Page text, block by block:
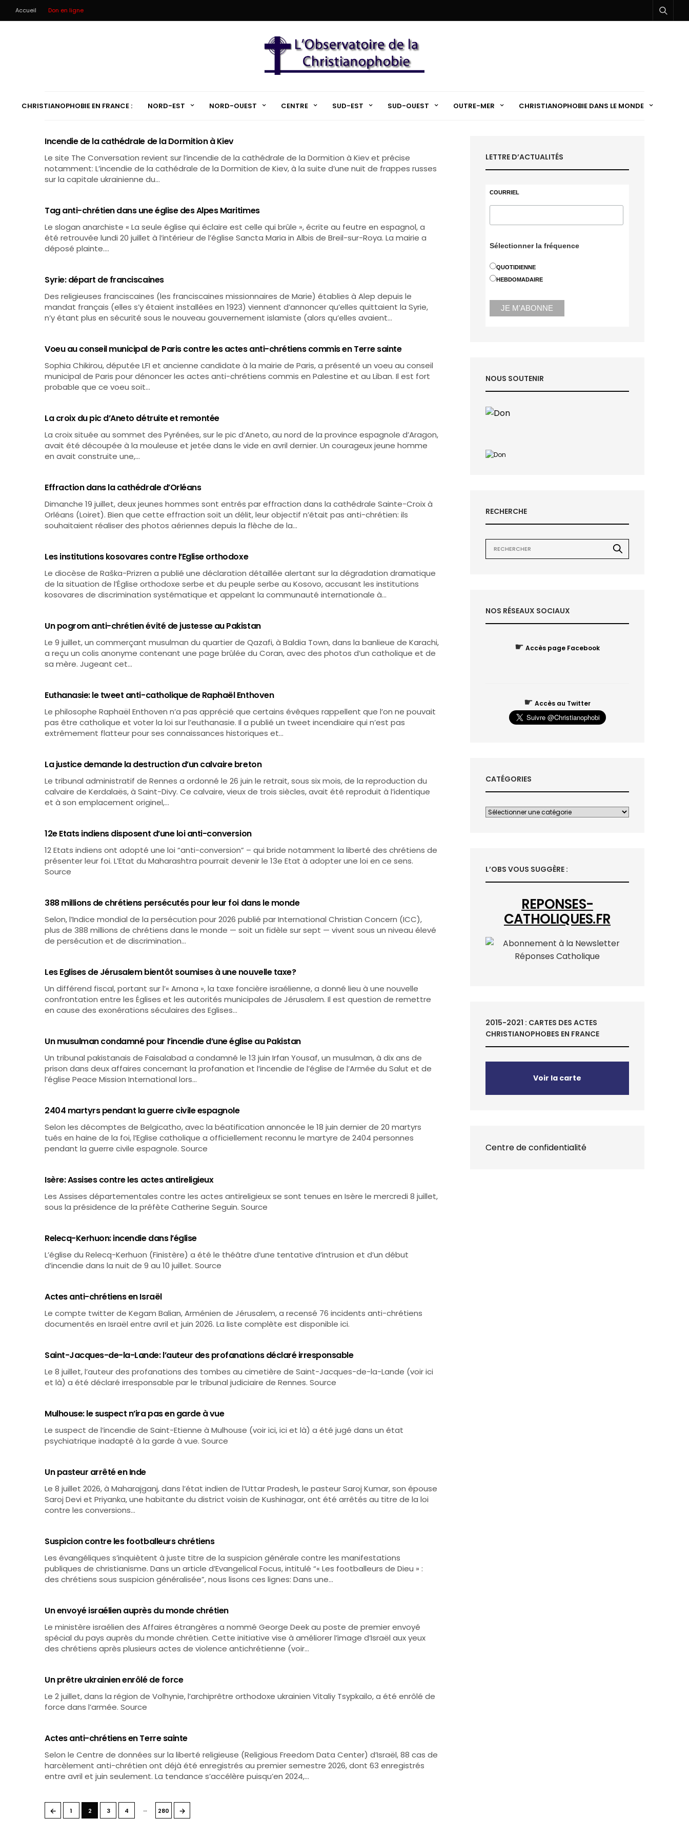
Accueil Don en ligne
CHRISTIANOPHOBIE EN FRANCE : NORD-EST NORD-OUEST CENTRE SUD-EST SUD-OUEST OUTRE-MER CHRISTIANOPHOBIE DANS LE MONDE
Incendie de la cathédrale de la Dormition à Kiev
Le site The Conversation revient sur l’incendie de la cathédrale de la Dormition à Kiev et précise
notamment: L’incendie de la cathédrale de la Dormition de Kiev, à la suite d’une nuit de frappes russes
sur la capitale ukrainienne du…
Tag anti-chrétien dans une église des Alpes Maritimes
Le slogan anarchiste « La seule église qui éclaire est celle qui brûle », écrite au feutre en espagnol, a
été retrouvée lundi 20 juillet à l’intérieur de l’église Sancta Maria in Albis de Breil-sur-Roya. La mairie a
déposé plainte.…
Syrie: départ de franciscaines
Des religieuses franciscaines (les franciscaines missionnaires de Marie) établies à Alep depuis le
mandat français (elles s’y étaient installées en 1923) viennent d’annoncer qu’elles quittaient la Syrie,
n’y étant plus en sécurité sous le nouveau gouvernement islamiste (alors qu’elles avaient…
Voeu au conseil municipal de Paris contre les actes anti-chrétiens commis en Terre sainte
Sophia Chikirou, députée LFI et ancienne candidate à la mairie de Paris, a présenté un voeu au conseil
municipal de Paris pour dénoncer les actes anti-chrétiens commis en Palestine et au Liban. Il est fort
probable que ce voeu soit…
La croix du pic d’Aneto détruite et remontée
La croix située au sommet des Pyrénées, sur le pic d’Aneto, au nord de la province espagnole d’Aragon,
avait été découpée à la mouleuse et jetée dans le vide en avril dernier. Un courageux jeune homme
en avait construite une,…
Effraction dans la cathédrale d’Orléans
Dimanche 19 juillet, deux jeunes hommes sont entrés par effraction dans la cathédrale Sainte-Croix à
Orléans (Loiret). Bien que cette effraction soit un délit, leur objectif n’était pas anti-chrétien: ils
souhaitaient réaliser des photos aériennes depuis la flèche de la…
Les institutions kosovares contre l’Eglise orthodoxe
Le diocèse de Raška-Prizren a publié une déclaration détaillée alertant sur la dégradation dramatique
de la situation de l’Église orthodoxe serbe et du peuple serbe au Kosovo, accusant les institutions
kosovares de discrimination systématique et appelant la communauté internationale à…
Un pogrom anti-chrétien évité de justesse au Pakistan
Le 9 juillet, un commerçant musulman du quartier de Qazafi, à Baldia Town, dans la banlieue de Karachi,
a reçu un colis anonyme contenant une page brûlée du Coran, avec des photos d’un catholique et de
sa mère. Jugeant cet…
Euthanasie: le tweet anti-catholique de Raphaël Enthoven
Le philosophe Raphaël Enthoven n’a pas apprécié que certains évêques rappellent que l’on ne pouvait
pas être catholique et voter la loi sur l’euthanasie. Il a publié un tweet incendiaire qui n’est pas
extrêmement flatteur pour ses connaissances historiques et…
La justice demande la destruction d’un calvaire breton
Le tribunal administratif de Rennes a ordonné le 26 juin le retrait, sous six mois, de la reproduction du
calvaire de Kerdalaës, à Saint-Divy. Ce calvaire, vieux de trois siècles, avait été reproduit à l’identique
et à son emplacement originel,…
12e Etats indiens disposent d’une loi anti-conversion
12 Etats indiens ont adopté une loi “anti-conversion” – qui bride notamment la liberté des chrétiens de
présenter leur foi. L’Etat du Maharashtra pourrait devenir le 13e Etat à adopter une loi en ce sens.
Source
388 millions de chrétiens persécutés pour leur foi dans le monde
Selon, l’Indice mondial de la persécution pour 2026 publié par International Christian Concern (ICC),
plus de 388 millions de chrétiens dans le monde — soit un fidèle sur sept — vivent sous un niveau élevé
de persécution et de discrimination…
Les Eglises de Jérusalem bientôt soumises à une nouvelle taxe?
Un différend fiscal, portant sur l’« Arnona », la taxe foncière israélienne, a donné lieu à une nouvelle
confrontation entre les Églises et les autorités municipales de Jérusalem. Il est question de remettre
en cause des exonérations séculaires des Eglises…
Un musulman condamné pour l’incendie d’une église au Pakistan
Un tribunal pakistanais de Faisalabad a condamné le 13 juin Irfan Yousaf, un musulman, à dix ans de
prison dans deux affaires concernant la profanation et l’incendie de l’église de l’Armée du Salut et de
l’église Peace Mission International lors…
2404 martyrs pendant la guerre civile espagnole
Selon les décomptes de Belgicatho, avec la béatification annoncée le 18 juin dernier de 20 martyrs
tués en haine de la foi, l’Eglise catholique a officiellement reconnu le martyre de 2404 personnes
pendant la guerre civile espagnole. Source
Isère: Assises contre les actes antireligieux
Les Assises départementales contre les actes antireligieux se sont tenues en Isère le mercredi 8 juillet,
sous la présidence de la préfète Catherine Seguin. Source
Relecq-Kerhuon: incendie dans l’église
L’église du Relecq-Kerhuon (Finistère) a été le théâtre d’une tentative d’intrusion et d’un début
d’incendie dans la nuit de 9 au 10 juillet. Source
Actes anti-chrétiens en Israël
Le compte twitter de Kegam Balian, Arménien de Jérusalem, a recensé 76 incidents anti-chrétiens
documentés en Israël entre avril et juin 2026. La liste complète est disponible ici.
Saint-Jacques-de-la-Lande: l’auteur des profanations déclaré irresponsable
Le 8 juillet, l’auteur des profanations des tombes au cimetière de Saint-Jacques-de-la-Lande (voir ici
et là) a été déclaré irresponsable par le tribunal judiciaire de Rennes. Source
Mulhouse: le suspect n’ira pas en garde à vue
Le suspect de l’incendie de Saint-Etienne à Mulhouse (voir ici, ici et là) a été jugé dans un état
psychiatrique inadapté à la garde à vue. Source
Un pasteur arrêté en Inde
Le 8 juillet 2026, à Maharajganj, dans l’état indien de l’Uttar Pradesh, le pasteur Saroj Kumar, son épouse
Saroj Devi et Priyanka, une habitante du district voisin de Kushinagar, ont été arrêtés au titre de la loi
contre les conversions…
Suspicion contre les footballeurs chrétiens
Les évangéliques s’inquiètent à juste titre de la suspicion générale contre les manifestations
publiques de christianisme. Dans un article d’Evangelical Focus, intitulé “« Les footballeurs de Dieu » :
des chrétiens sous suspicion généralisée”, nous lisons ces lignes: Dans une…
Un envoyé israélien auprès du monde chrétien
Le ministère israélien des Affaires étrangères a nommé George Deek au poste de premier envoyé
spécial du pays auprès du monde chrétien. Cette initiative vise à améliorer l’image d’Israël aux yeux
des chrétiens après plusieurs actes de violence antichrétienne (voir…
Un prêtre ukrainien enrôlé de force
Le 2 juillet, dans la région de Volhynie, l’archiprêtre orthodoxe ukrainien Vitaliy Tsypkailo, a été enrôlé de
force dans l’armée. Source
Actes anti-chrétiens en Terre sainte
Selon le Centre de données sur la liberté religieuse (Religious Freedom Data Center) d’Israël, 88 cas de
harcèlement anti-chrétien ont déjà été enregistrés au premier semestre 2026, dont 63 enregistrés
entre avril et juin seulement. La tendance s’accélère puisqu’en 2024,…
← 1 2 3 4 … 280 →
LETTRE D’ACTUALITÉS
COURRIEL
Sélectionner la fréquence
QUOTIDIENNE
HEBDOMADAIRE
NOUS SOUTENIR
RECHERCHE
NOS RÉSEAUX SOCIAUX
☛ Accès page Facebook
☛ Accès au Twitter
CATÉGORIES
L’OBS VOUS SUGGÈRE :
REPONSES-
CATHOLIQUES.FR
2015-2021 : CARTES DES ACTES
CHRISTIANOPHOBES EN FRANCE
Voir la carte
Centre de confidentialité